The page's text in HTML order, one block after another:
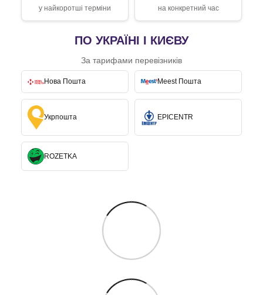
у найкоротші терміни на конкретний час
ПО УКРАЇНІ І КИЄВУ
За тарифами перевізників
Нова Пошта Meest Пошта
Укрпошта EPICENTR
ROZETKA